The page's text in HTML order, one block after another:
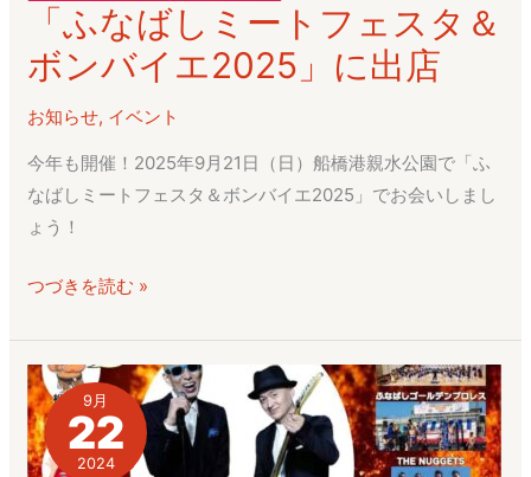
「ふなばしミートフェスタ＆
ボンバイエ2025」に出店
お知らせ, イベント
今年も開催！2025年9月21日（日）船橋港親水公園で「ふ
なばしミートフェスタ＆ボンバイエ2025」でお会いしまし
ょう！
な
ば
し
ー
ト
フ
タ
＆
ボ
ン
バ
つづきを読む »
9月
22
2024